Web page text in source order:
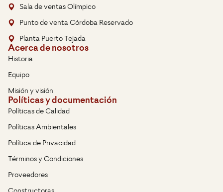
Sala de ventas Olímpico
Punto de venta Córdoba Reservado
Planta Puerto Tejada
Acerca de nosotros
Historia
Equipo
Misión y visión
Políticas y documentación
Políticas de Calidad
Políticas Ambientales
Política de Privacidad
Términos y Condiciones
Proveedores